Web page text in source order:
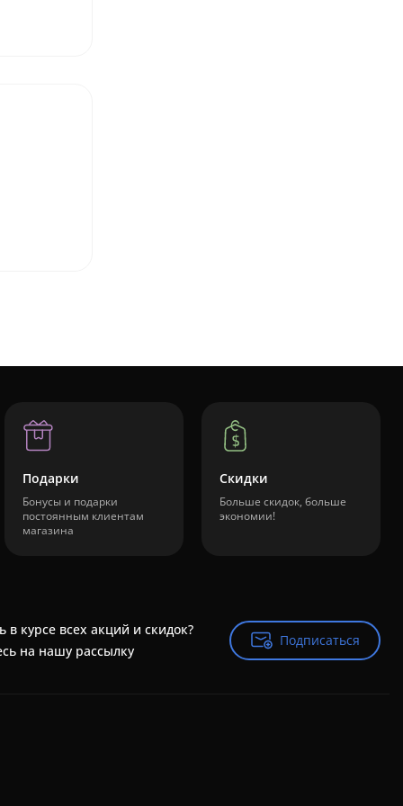
Подарки
Бонусы и подарки
постоянным клиентам
магазина
Скидки
Больше скидок, больше
экономии!
в курсе всех акций и скидок?
на нашу рассылку
Подписаться
Подписаться